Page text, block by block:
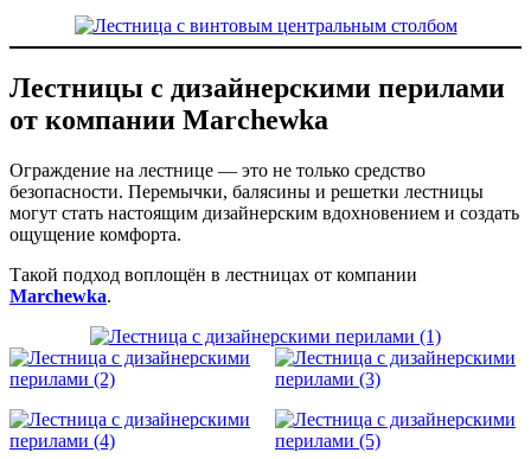
Лестницы с дизайнерскими перилами
от компании Marchewka
Ограждение на лестнице — это не только средство
безопасности. Перемычки, балясины и решетки лестницы
могут стать настоящим дизайнерским вдохновением и создать
ощущение комфорта.
Такой подход воплощён в лестницах от компании
Marchewka.